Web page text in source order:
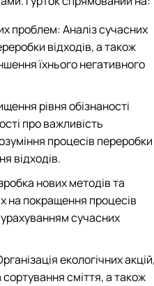
проблем: Аналіз сучасних
відходів, а також
їхнього негативного
рівня обізнаності
про важливість
процесів переробки
відходів.
нових методів та
на покращення процесів
сучасних
екологічних
сміття, а також